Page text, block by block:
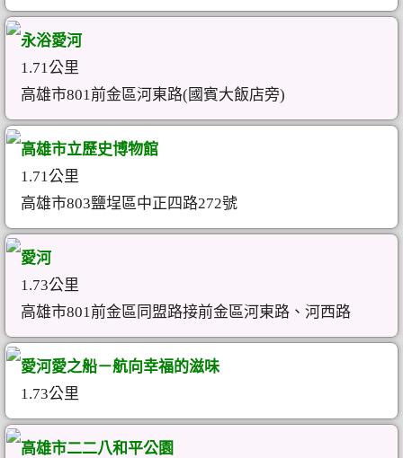
永浴愛河
1.71公里
高雄市801前金區河東路(國賓大飯店旁)
高雄市立歷史博物館
1.71公里
高雄市803鹽埕區中正四路272號
愛河
1.73公里
高雄市801前金區同盟路接前金區河東路、河西路
愛河愛之船－航向幸福的滋味
1.73公里
高雄市二二八和平公園